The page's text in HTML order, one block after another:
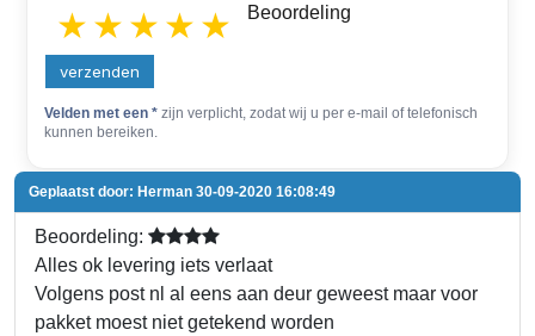
Beoordeling
5 stars
4 stars
3 stars
2 stars
1 star
verzenden
Velden met een * zijn verplicht, zodat wij u per e-mail of telefonisch
kunnen bereiken.
Geplaatst door: Herman 30-09-2020 16:08:49
Beoordeling:
Alles ok levering iets verlaat
Volgens post nl al eens aan deur geweest maar voor
pakket moest niet getekend worden